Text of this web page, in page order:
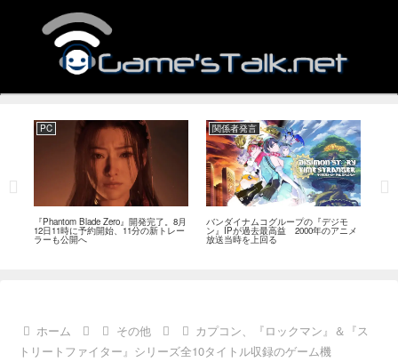
PC
『Phantom Blade Zero』開発完了。8月
12日11時に予約開始、11分の新トレー
ラーも公開へ
関係者発言
バンダイナムコグループの『デジモ
ン』IPが過去最高益 2000年のアニメ
放送当時を上回る
ホーム その他
カプコン、『ロックマン』＆『ス
トリートファイター』シリーズ全10タイトル収録のゲーム機